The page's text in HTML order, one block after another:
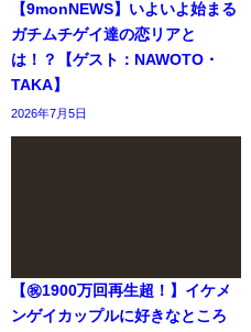
【9monNEWS】いよいよ始まる
ガチムチゲイ達の恋リアと
は！？【ゲスト：NAWOTO・
TAKA】
2026年7月5日
【㊗️1900万回再生超！】イケメ
ンゲイカップルに好きなところ